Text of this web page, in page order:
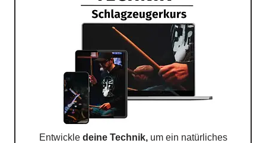
Entwickle deine Technik,um ein natürliches